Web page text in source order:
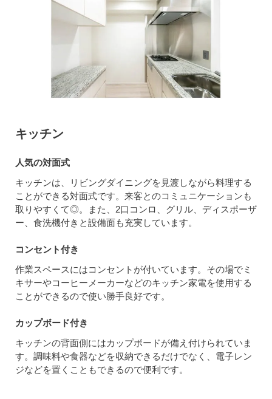
キッチン
人気の対面式
キッチンは、リビングダイニングを見渡しながら料理する
ことができる対面式です。来客とのコミュニケーションも
取りやすくて◎。また、2口コンロ、グリル、ディスポーザ
ー、食洗機付きと設備面も充実しています。
コンセント付き
作業スペースにはコンセントが付いています。その場でミ
キサーやコーヒーメーカーなどのキッチン家電を使用する
ことができるので使い勝手良好です。
カップボード付き
キッチンの背面側にはカップボードが備え付けられていま
す。調味料や食器などを収納できるだけでなく、電子レン
ジなどを置くこともできるので便利です。